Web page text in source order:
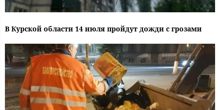
В Курской области 14 июля пройдут дожди с грозами